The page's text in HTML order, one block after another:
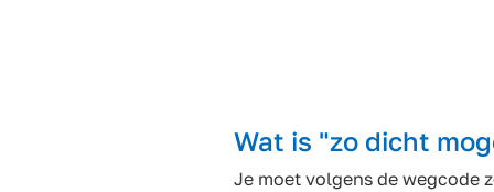
Wat is "zo dicht
Je moet volgens de wegcode